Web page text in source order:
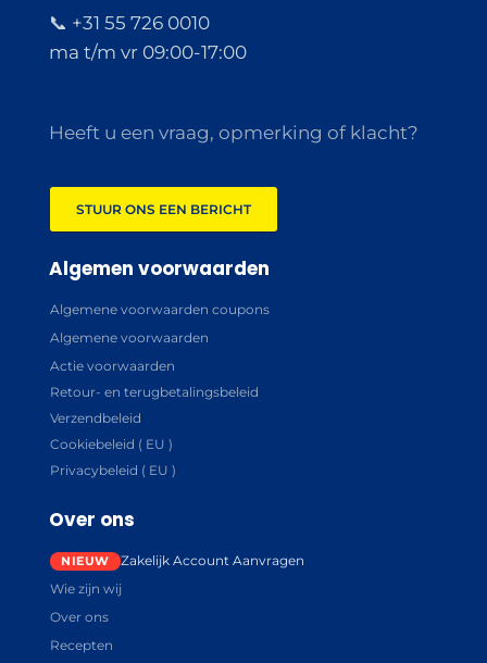
📞 +31 55 726 0010
ma t/m vr 09:00-17:00
Heeft u een vraag, opmerking of klacht?
STUUR ONS EEN BERICHT
Algemen voorwaarden
Algemene voorwaarden coupons
Algemene voorwaarden
Actie voorwaarden
Retour- en terugbetalingsbeleid
Verzendbeleid
Cookiebeleid ( EU )
Privacybeleid ( EU )
Over ons
Zakelijk Account Aanvragen
Wie zijn wij
Over ons
Recepten